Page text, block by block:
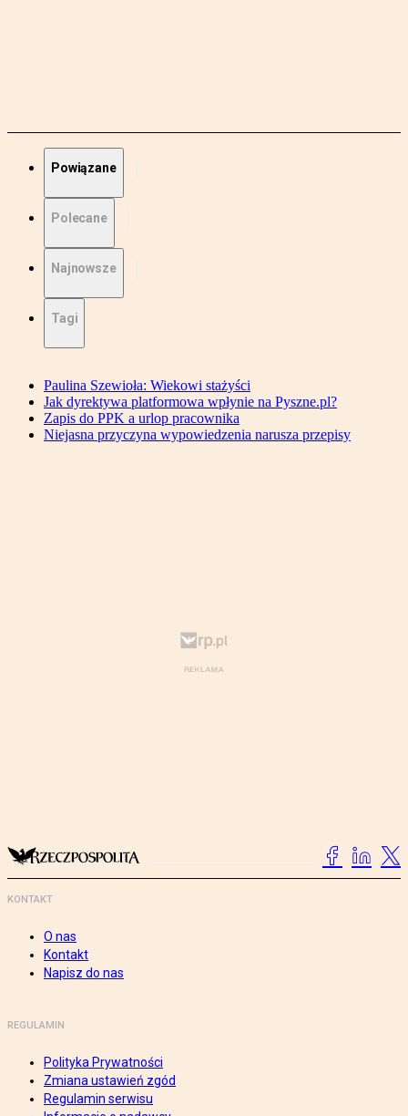
Powiązane
Polecane
Najnowsze
Tagi
Paulina Szewioła: Wiekowi stażyści
Jak dyrektywa platformowa wpłynie na Pyszne.pl?
Zapis do PPK a urlop pracownika
Niejasna przyczyna wypowiedzenia narusza przepisy
KONTAKT
O nas
Kontakt
Napisz do nas
REGULAMIN
Polityka Prywatności
Zmiana ustawień zgód
Regulamin serwisu